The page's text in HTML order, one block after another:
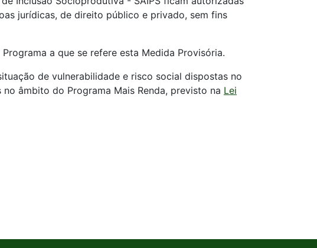
jurídicas, de direito público e privado, sem fins
a que se refere esta Medida Provisória.
de vulnerabilidade e risco social dispostas no
âmbito do Programa Mais Renda, previsto na Lei